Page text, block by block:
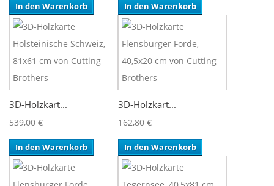
In den Warenkorb In den Warenkorb
3D-Holzkart...
539,00 €
In den Warenkorb
3D-Holzkart...
162,80 €
In den Warenkorb